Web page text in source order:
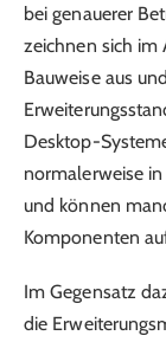
bei genauerer
zeichnen sich im
Bauweise aus
Desktop-
normalerweise
und können
Komponenten
Im Gegensatz
die